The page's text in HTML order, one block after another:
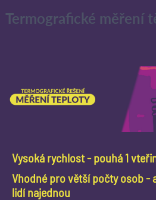
Termografické měření
Vysoká rychlost - pouhá 1
Vhodné pro větší počty osob -
lidí najednou